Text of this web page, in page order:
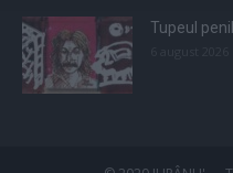
Tupeul